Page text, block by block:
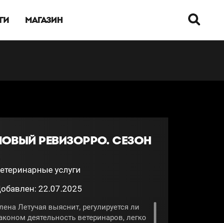
МАГАЗИН
РЕВИЗОРРО. СЕЗОН
услуги
22.07.2025
Летучая выяснит, регулируется ли
деятельность ветеринаров, легко